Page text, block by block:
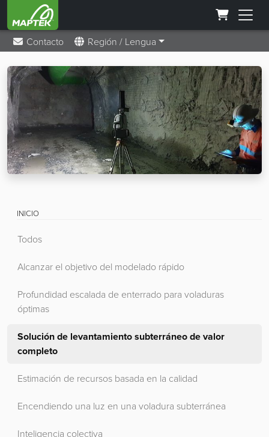
Contacto Región / Lengua
INICIO
Todos
Alcanzar el objetivo del modelado rápido
Profundidad escalada de enterrado para voladuras
óptimas
Solución de levantamiento subterráneo de valor
completo
Estimación de recursos basada en la calidad
Encendiendo una luz en una voladura subterránea
Inteligencia colectiva